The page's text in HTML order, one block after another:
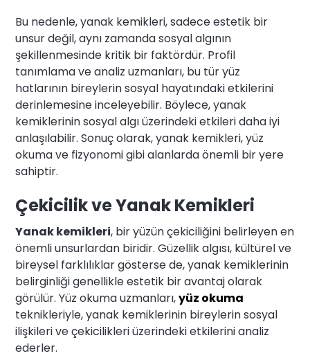
Bu nedenle, yanak kemikleri, sadece estetik bir
unsur değil, aynı zamanda sosyal algının
şekillenmesinde kritik bir faktördür. Profil
tanımlama ve analiz uzmanları, bu tür yüz
hatlarının bireylerin sosyal hayatındaki etkilerini
derinlemesine inceleyebilir. Böylece, yanak
kemiklerinin sosyal algı üzerindeki etkileri daha iyi
anlaşılabilir. Sonuç olarak, yanak kemikleri, yüz
okuma ve fizyonomi gibi alanlarda önemli bir yere
sahiptir.
Çekicilik ve Yanak Kemikleri
Yanak kemikleri, bir yüzün çekiciliğini belirleyen en
önemli unsurlardan biridir. Güzellik algısı, kültürel ve
bireysel farklılıklar gösterse de, yanak kemiklerinin
belirginliği genellikle estetik bir avantaj olarak
görülür. Yüz okuma uzmanları,yüz okuma
teknikleriyle, yanak kemiklerinin bireylerin sosyal
ilişkileri ve çekicilikleri üzerindeki etkilerini analiz
ederler.